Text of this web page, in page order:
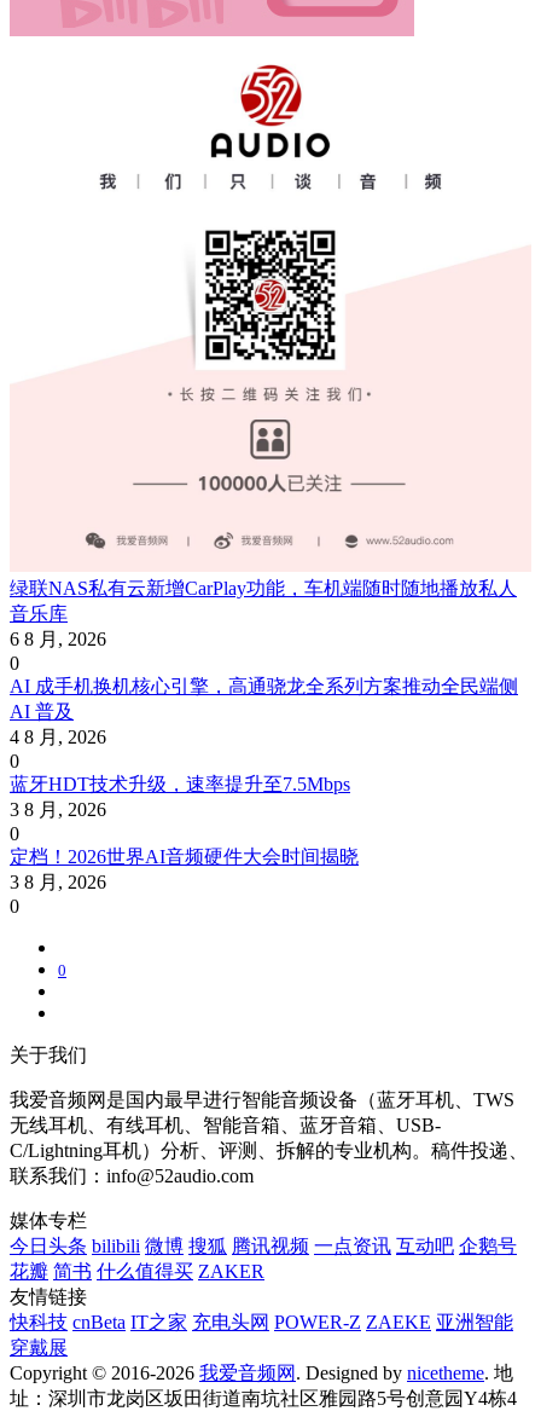
绿联NAS私有云新增CarPlay功能，车机端随时随地播放私人
音乐库
6 8 月, 2026
0
AI 成手机换机核心引擎，高通骁龙全系列方案推动全民端侧
AI 普及
4 8 月, 2026
0
蓝牙HDT技术升级，速率提升至7.5Mbps
3 8 月, 2026
0
定档！2026世界AI音频硬件大会时间揭晓
3 8 月, 2026
0
0
关于我们
我爱音频网是国内最早进行智能音频设备（蓝牙耳机、TWS
无线耳机、有线耳机、智能音箱、蓝牙音箱、USB-
C/Lightning耳机）分析、评测、拆解的专业机构。稿件投递、
联系我们：info@52audio.com
媒体专栏
今日头条 bilibili 微博 搜狐 腾讯视频 一点资讯 互动吧 企鹅号
花瓣 简书 什么值得买 ZAKER
友情链接
快科技 cnBeta IT之家 充电头网 POWER-Z ZAEKE 亚洲智能
穿戴展
Copyright © 2016-2026 我爱音频网 . Designed by nicetheme. 地
址：深圳市龙岗区坂田街道南坑社区雅园路5号创意园Y4栋4